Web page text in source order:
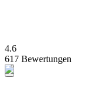
4.6
617 Bewertungen